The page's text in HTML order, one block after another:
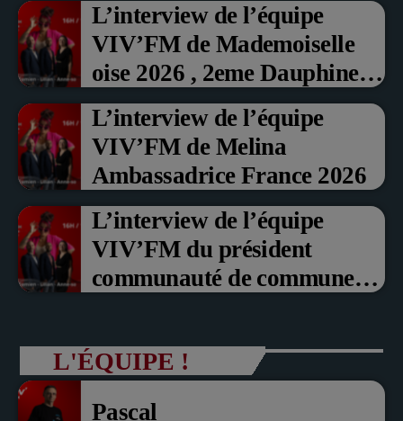
L’interview de l’équipe
VIV’FM de Mademoiselle
oise 2026 , 2eme Dauphine et
Prix du Public , Marche aux
fruits rouge Noyon 2026
L’interview de l’équipe
VIV’FM de Melina
Ambassadrice France 2026
L’interview de l’équipe
VIV’FM du président
communauté de communes
président com de com
L'ÉQUIPE !
Pascal